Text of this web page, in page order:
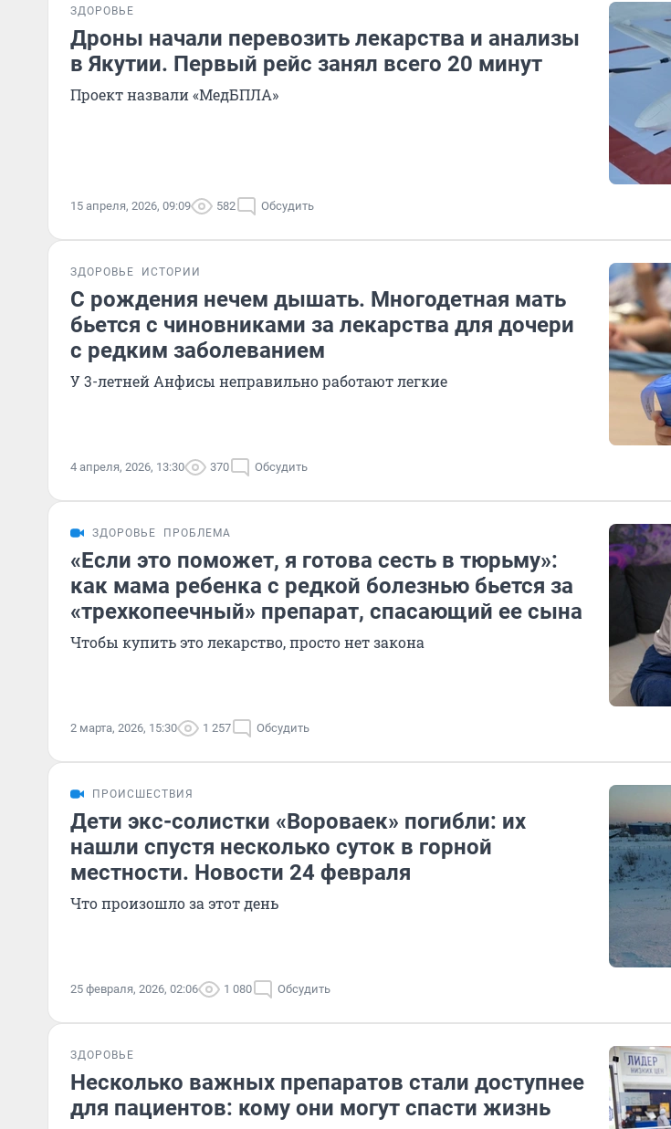
ЗДОРОВЬЕ
Дроны начали перевозить лекарства и анализы
в Якутии. Первый рейс занял всего 20 минут
Проект назвали «МедБПЛА»
15 апреля, 2026, 09:09 582 Обсудить
ЗДОРОВЬЕ ИСТОРИИ
С рождения нечем дышать. Многодетная мать
бьется с чиновниками за лекарства для дочери
с редким заболеванием
У 3-летней Анфисы неправильно работают легкие
4 апреля, 2026, 13:30 370 Обсудить
ЗДОРОВЬЕ ПРОБЛЕМА
«Если это поможет, я готова сесть в тюрьму»:
как мама ребенка с редкой болезнью бьется за
«трехкопеечный» препарат, спасающий ее сына
Чтобы купить это лекарство, просто нет закона
2 марта, 2026, 15:30 1 257 Обсудить
ПРОИСШЕСТВИЯ
Дети экс-солистки «Вороваек» погибли: их
нашли спустя несколько суток в горной
местности. Новости 24 февраля
Что произошло за этот день
25 февраля, 2026, 02:06 1 080 Обсудить
ЗДОРОВЬЕ
Несколько важных препаратов стали доступнее
для пациентов: кому они могут спасти жизнь